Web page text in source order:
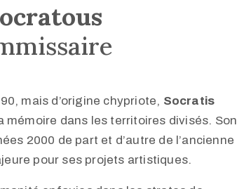
mais d’origine chypriote, Socratis
dans les territoires divisés. Son
2000 de part et d’autre de l’ancienne
pour ses projets artistiques.